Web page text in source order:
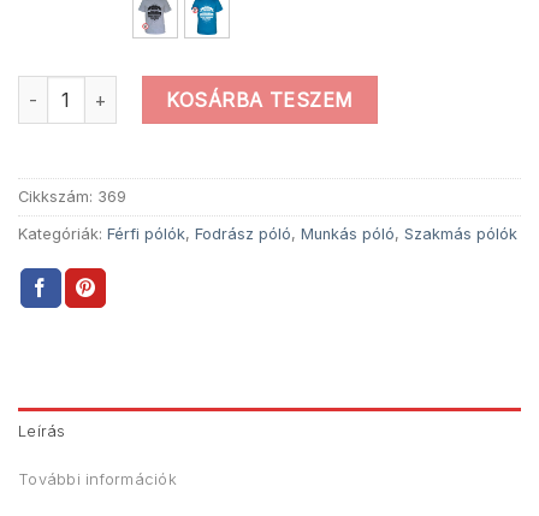
Fodrász vagyok férfi póló mennyiség
KOSÁRBA TESZEM
Cikkszám: 369
Kategóriák: Férfi pólók, Fodrász póló, Munkás póló, Szakmás pólók
Leírás
További információk